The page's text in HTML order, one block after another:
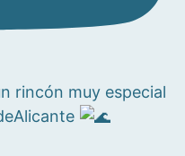
rincón muy especial